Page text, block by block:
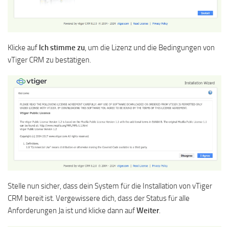
Klicke auf Ich stimme zu, um die Lizenz und die Bedingungen von
vTiger CRM zu bestätigen.
Stelle nun sicher, dass dein System für die Installation von vTiger
CRM bereit ist. Vergewissere dich, dass der Status für alle
Anforderungen Ja ist und klicke dann aufWeiter.